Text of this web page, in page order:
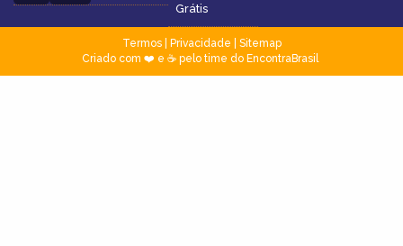
Grátis
Termos| Privacidade
Sitemap
Criado com ❤️ e ☕ pelo time do EncontraBrasil